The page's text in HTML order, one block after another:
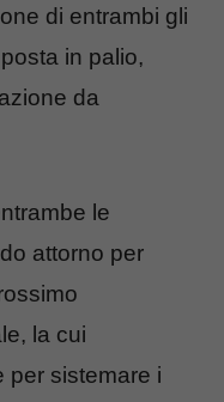
di entrambi gli
in palio,
da
le
attorno per
la cui
per sistemare i